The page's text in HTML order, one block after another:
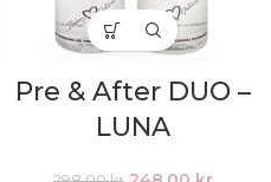
Pre & After DUO –
LUNA